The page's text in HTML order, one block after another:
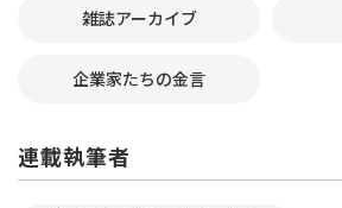
雑誌アーカイブ
企業家たちの金言
連載執筆者